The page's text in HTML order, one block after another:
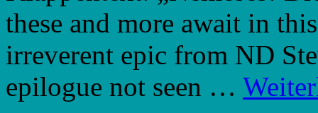
these and more await in
irreverent epic from ND
epilogue not seen …